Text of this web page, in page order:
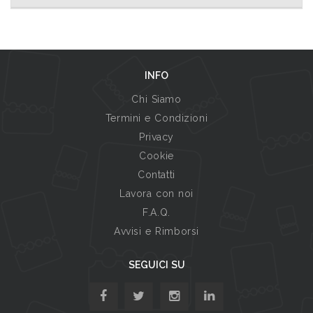
INFO
Chi Siamo
Termini e Condizioni
Privacy
Cookie
Contatti
Lavora con noi
F.A.Q.
Avvisi e Rimborsi
SEGUICI SU